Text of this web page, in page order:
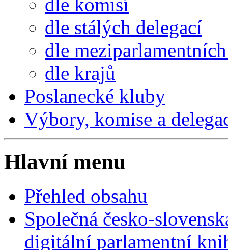
dle stálých delegací
dle
dle krajů
Poslanecké kluby
Výbory, komise a
Hlavní menu
Přehled obsahu
Společná česko-
digitální parlamentní